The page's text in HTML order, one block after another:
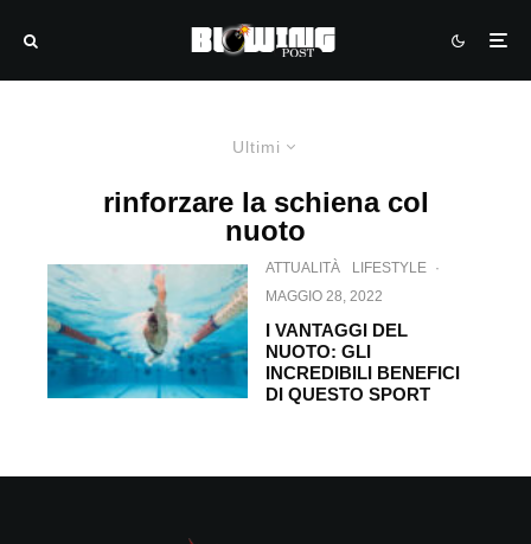
Ultimi
rinforzare la schiena col
nuoto
ATTUALITÀ LIFESTYLE ·
MAGGIO 28, 2022
I VANTAGGI DEL
NUOTO: GLI
INCREDIBILI BENEFICI
DI QUESTO SPORT